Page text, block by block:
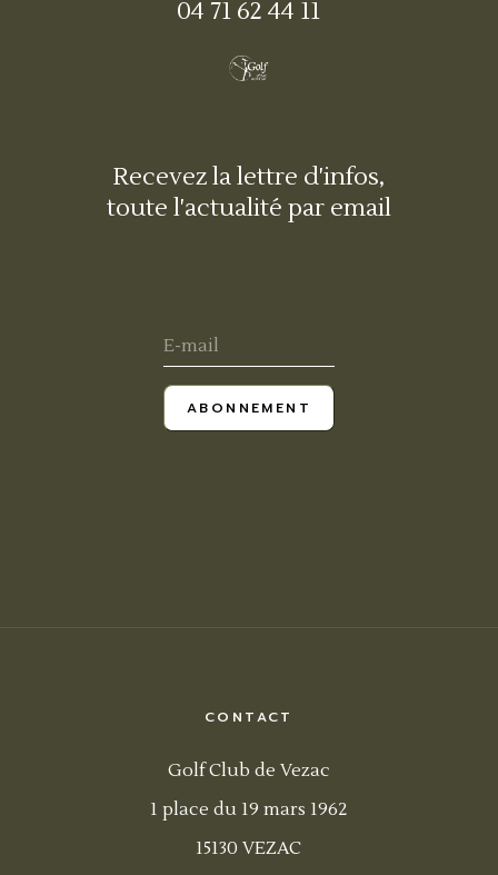
04 71 62 44 11
Recevez la lettre d'infos,
toute l'actualité par email
ABONNEMENT
CONTACT
Golf Club de Vezac
1 place du 19 mars 1962
15130 VEZAC